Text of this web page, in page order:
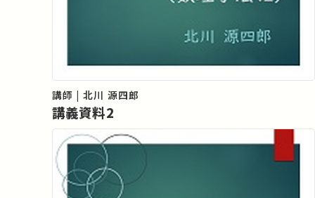
講師 | 北川 源四郎
講義資料2